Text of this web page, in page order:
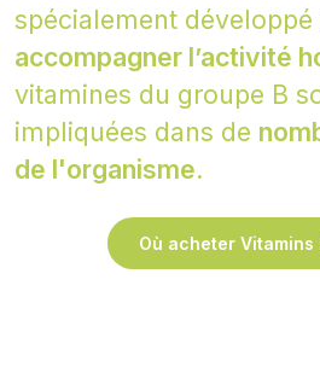
spécialement
accompagner l’activité
vitamines du groupe B
impliquées dans de
de l'organisme.
Où acheter Vitamins